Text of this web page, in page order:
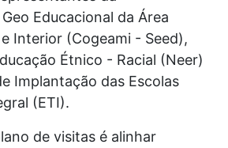
Educacional da Área
Interior (Cogeami - Seed),
Étnico - Racial (Neer)
Implantação das Escolas
(ETI).
de visitas é alinhar